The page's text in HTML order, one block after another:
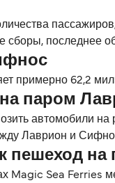
последнее
примерно 62,2
паром
автомобили
Лаврион и
пешеход
Magic Sea Ferries